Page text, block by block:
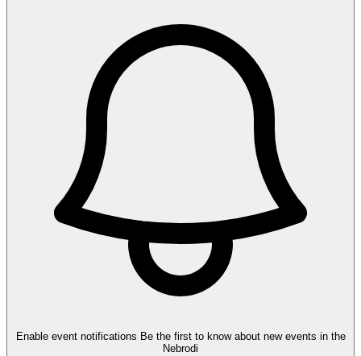
Enable event notifications Be the first to know about new events in the
Nebrodi